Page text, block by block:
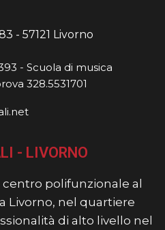
- 57121 Livorno
- Scuola di musica
328.5531701
- LIVORNO
polifunzionale al
Livorno, nel quartiere
di alto livello nel